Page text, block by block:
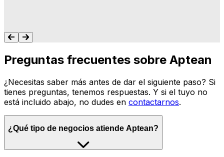
Preguntas frecuentes sobre Aptean
¿Necesitas saber más antes de dar el siguiente paso? Si
tienes preguntas, tenemos respuestas. Y si el tuyo no
está incluido abajo, no dudes en contactarnos.
¿Qué tipo de negocios atiende Aptean?